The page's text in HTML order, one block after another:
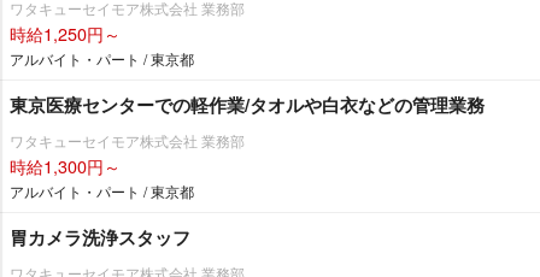
ワタキューセイモア株式会社 業務部
時給1,250円～
アルバイト・パート / 東京都
東京医療センターでの軽作業/タオルや白衣などの管理業務
ワタキューセイモア株式会社 業務部
時給1,300円～
アルバイト・パート / 東京都
胃カメラ洗浄スタッフ
ワタキューセイモア株式会社 業務部